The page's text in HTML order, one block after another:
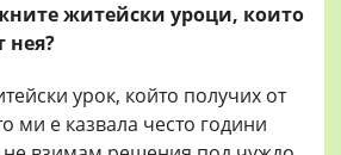
житейски уроци, които
нея?
урок, който получих от
ми е казвала често години